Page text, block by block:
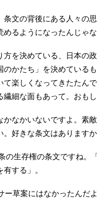
文の背後にある人々の
るようになったんじゃ
を決めている、日本の
のかたち」を決めている
楽しくなってきたたん
細な面もあって。おも
なかいないですよ。素
好きな条文はありますか
生存権の条文ですね。
する」。
草案にはなかったんだよ